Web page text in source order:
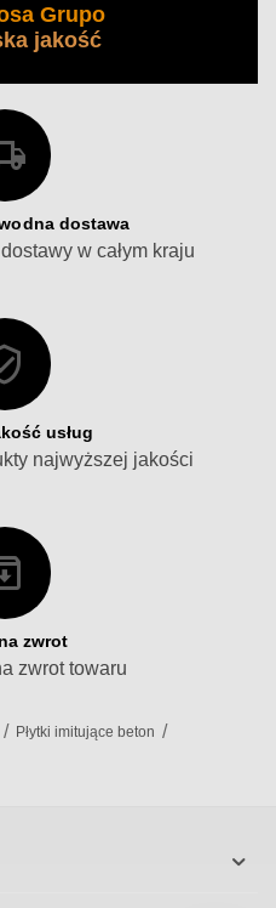
Grupo
jakość
dostawa
w całym kraju
usług
najwyższej jakości
zwrot
zwrot towaru
/ Płytki imitujące beton /